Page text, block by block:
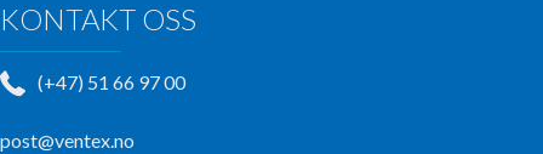
KONTAKT OSS
(+47) 51 66 97 00
post@ventex.no